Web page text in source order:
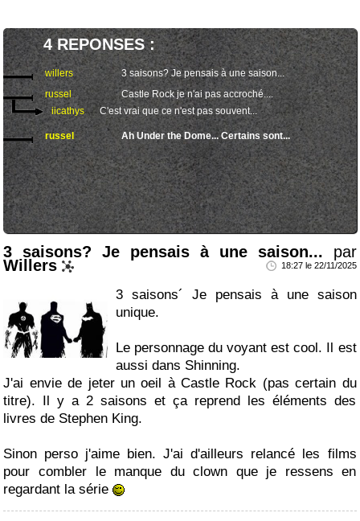
4 REPONSES :
willers
3 saisons? Je pensais à une saison...
russel
Castle Rock je n'ai pas accroché....
iicathys
C'est vrai que ce n'est pas souvent...
russel Ah Under the Dome... Certains sont...
3 saisons? Je pensais à une saison... par
Willers 18:27 le 22/11/2025
3 saisons´ Je pensais à une saison
unique.
Le personnage du voyant est cool. Il est
aussi dans Shinning.
J'ai envie de jeter un oeil à Castle Rock (pas certain du
titre). Il y a 2 saisons et ça reprend les éléments des
livres de Stephen King.
Sinon perso j'aime bien. J'ai d'ailleurs relancé les films
pour combler le manque du clown que je ressens en
regardant la série